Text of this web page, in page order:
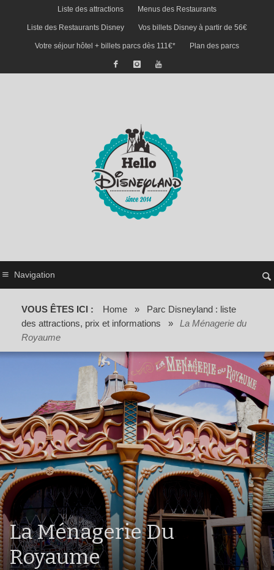
Liste des attractions Menus des Restaurants
Liste des Restaurants Disney Vos billets Disney à partir de 56€
Votre séjour hôtel + billets parcs dès 111€* Plan des parcs
Navigation
VOUS ÊTES ICI : Home »
Parc Disneyland : liste
des attractions, prix et informations
»
La Ménagerie du
Royaume
La Ménagerie Du
Royaume